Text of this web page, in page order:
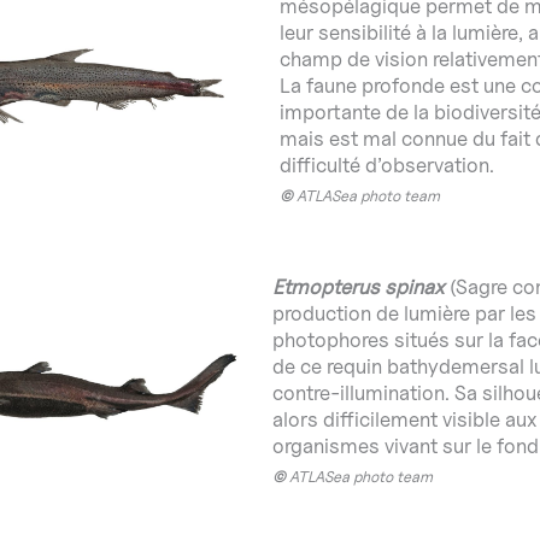
mésopélagique permet de
leur sensibilité à la lumière,
champ de vision
La faune profonde est une
importante de la
mais est mal connue du fait
difficulté d’observation.
©ATLASea photo team
Etmopterus spinax (Sagre
production de lumière par les
photophores situés sur la
de ce requin bathydemersal
contre-illumination. Sa
alors difficilement visible aux
organismes vivant sur le
©ATLASea photo team